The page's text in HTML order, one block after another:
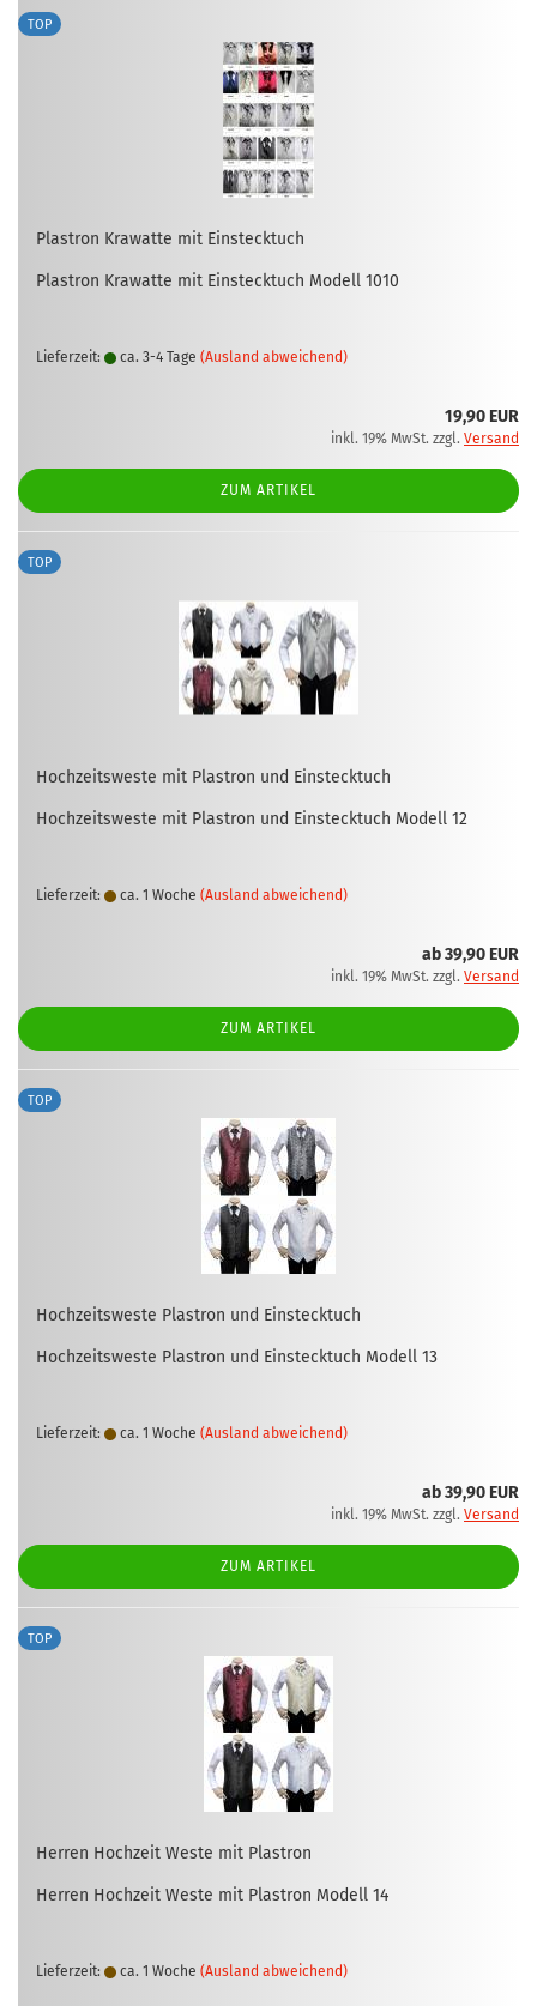
TOP
Plas­tron Kra­wat­te mit Ein­steck­tuch
Plas­tron Kra­wat­te mit Ein­steck­tuch Mo­dell 1010
Lieferzeit: ca. 3-4 Tage (Ausland abweichend)
19,90 EUR
inkl. 19% MwSt. zzgl. Versand
ZUM ARTIKEL
TOP
Hoch­zeits­wes­te mit Plas­tron und Ein­steck­tuch
Hoch­zeits­wes­te mit Plas­tron und Ein­steck­tuch Mo­dell 12
Lieferzeit: ca. 1 Woche (Ausland abweichend)
ab 39,90 EUR
inkl. 19% MwSt. zzgl. Versand
ZUM ARTIKEL
TOP
Hoch­zeits­wes­te Plas­tron und Ein­steck­tuch
Hoch­zeits­wes­te Plas­tron und Ein­steck­tuch Mo­dell 13
Lieferzeit: ca. 1 Woche (Ausland abweichend)
ab 39,90 EUR
inkl. 19% MwSt. zzgl. Versand
ZUM ARTIKEL
TOP
Her­ren Hoch­zeit Weste mit Plas­tron
Her­ren Hoch­zeit Weste mit Plas­tron Mo­dell 14
Lieferzeit: ca. 1 Woche (Ausland abweichend)